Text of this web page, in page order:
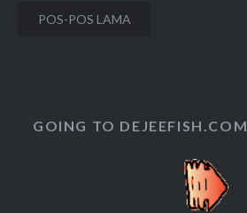
Navigasi
POS-POS LAMA
GOING TO DEJEEFISH.COM